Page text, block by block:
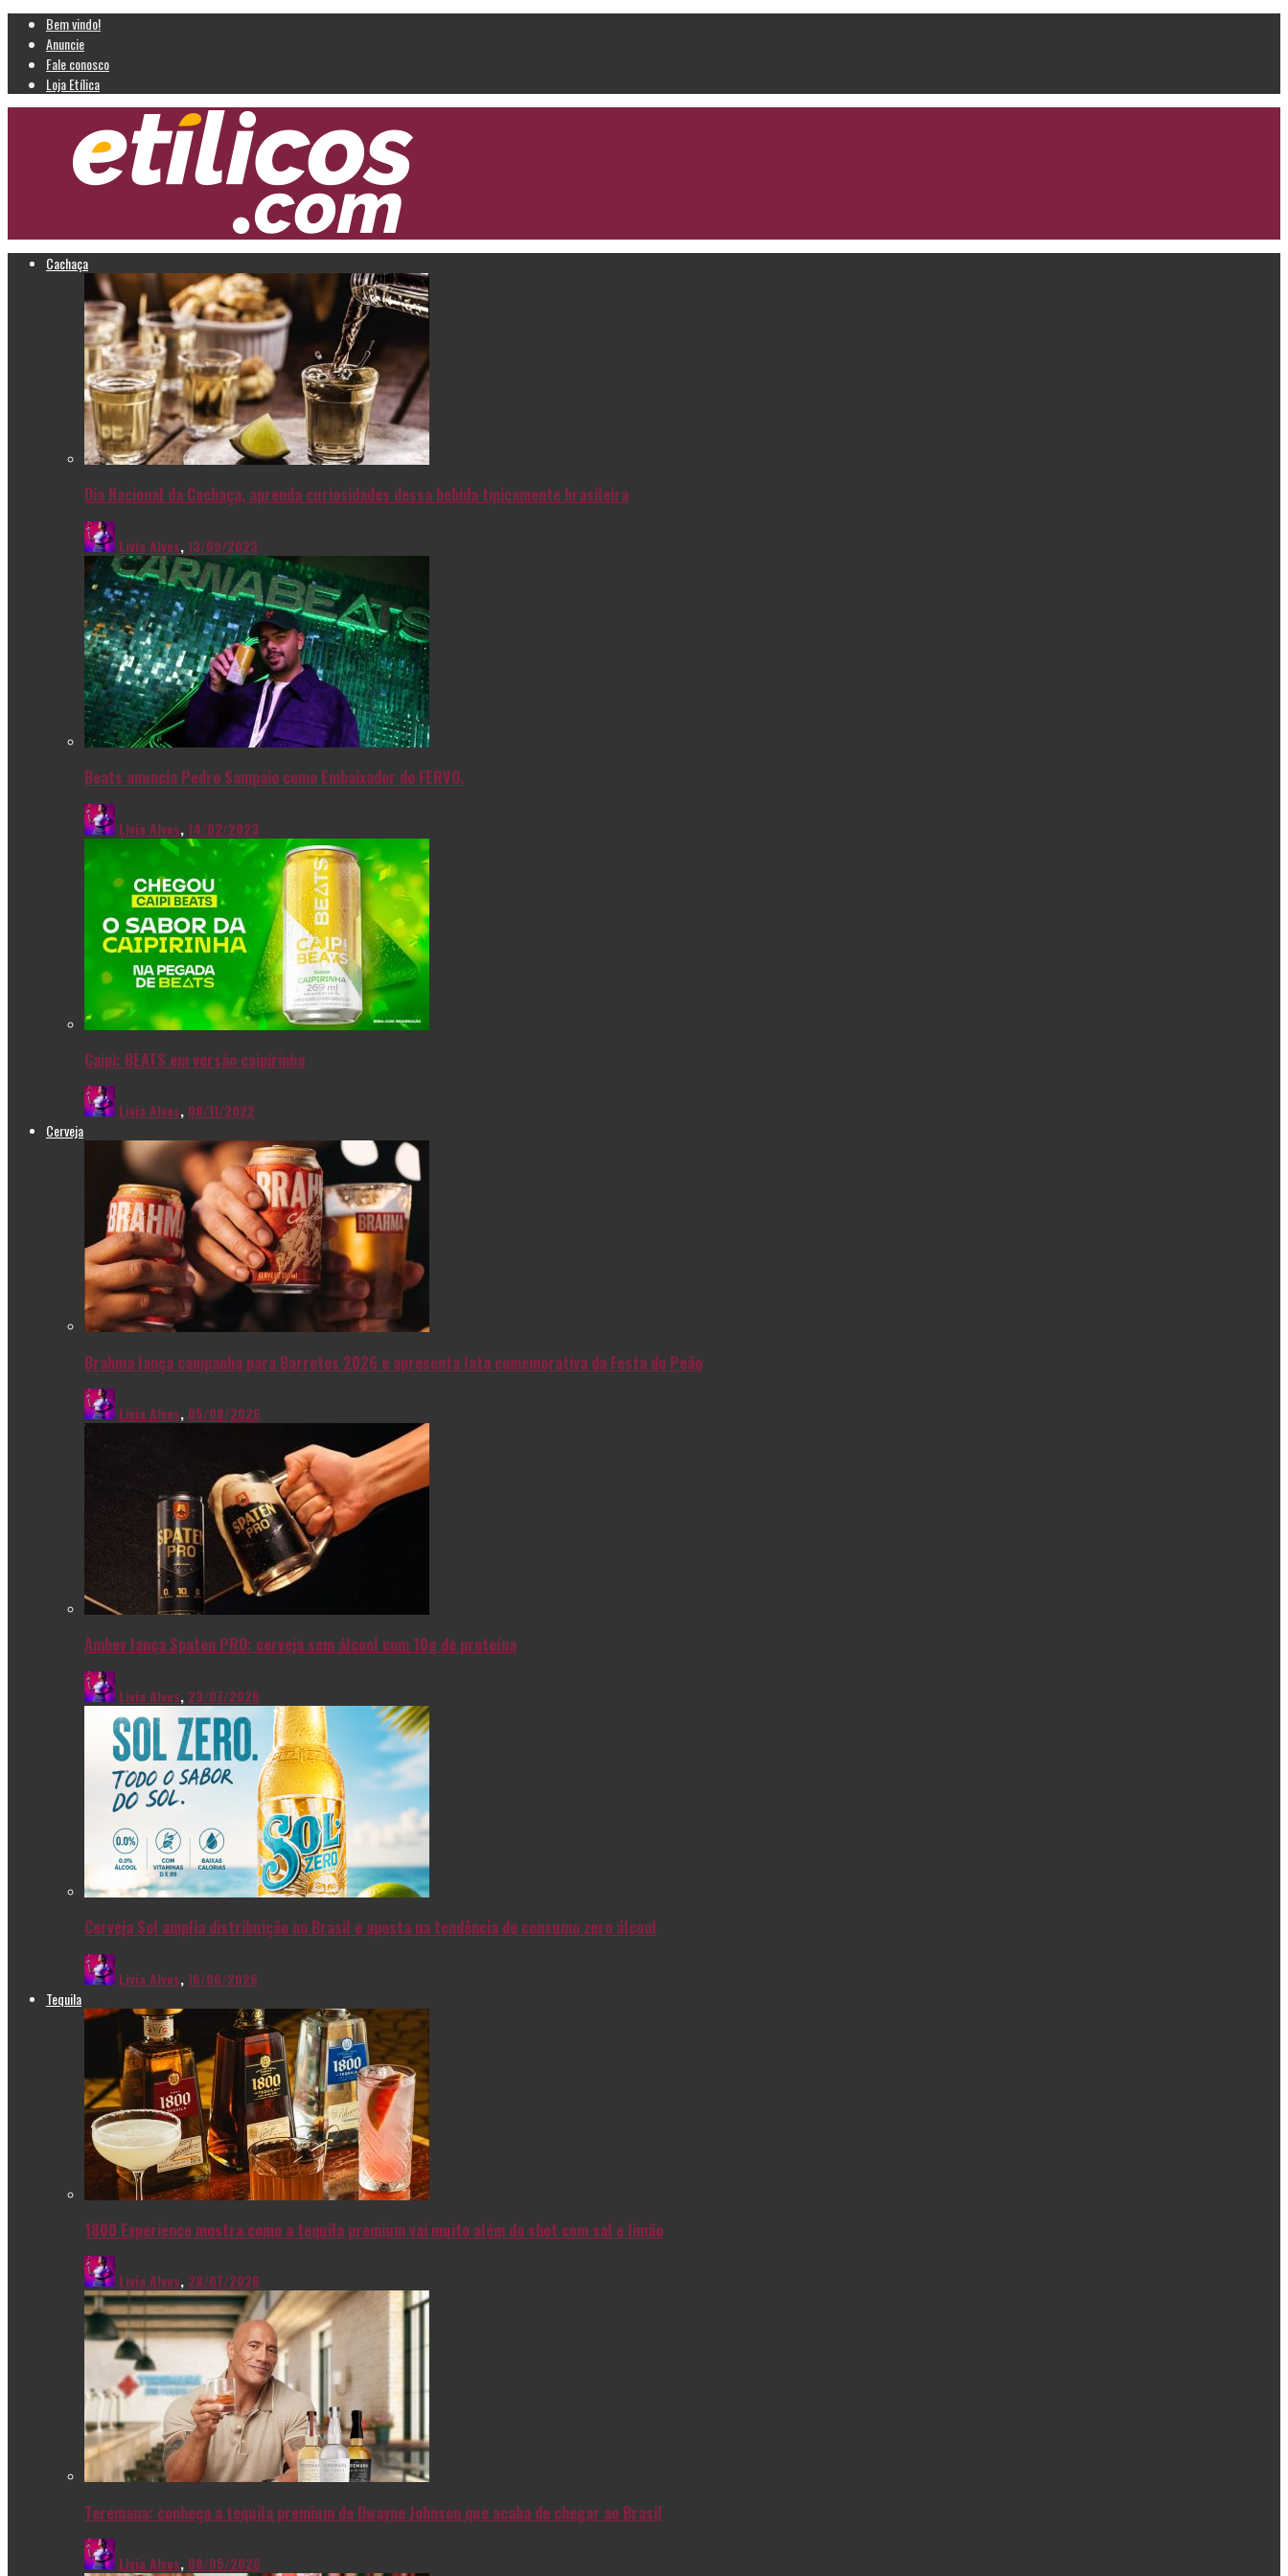
Bem vindo!
Anuncie
Fale conosco
Loja Etílica
Cachaça
Dia Nacional da Cachaça, aprenda curiosidades dessa bebida tipicamente brasileira
Livia Alves,13/09/2023
Beats anuncia Pedro Sampaio como Embaixador do FERVO.
Livia Alves,14/02/2023
Caipi: BEATS em versão caipirinha
Livia Alves, 08/11/2022
Cerveja
Brahma lança campanha para Barretos 2026 e apresenta lata comemorativa da Festa do Peão
Livia Alves, 05/08/2026
Ambev lança Spaten PRO: cerveja sem álcool com 10g de proteína
Livia Alves, 23/07/2026
Cerveja Sol amplia distribuição no Brasil e aposta na tendência de consumo zero álcool
Livia Alves,16/06/2026
Tequila
1800 Experience mostra como a tequila premium vai muito além do shot com sal e limão
Livia Alves, 28/07/2026
Teremana: conheça a tequila premium de Dwayne Johnson que acaba de chegar ao Brasil
Livia Alves, 08/05/2026